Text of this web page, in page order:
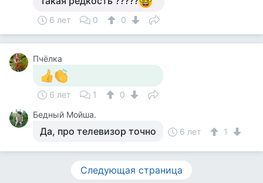
6 лет 0 0
Пчёлка
6 лет 1
0
Бедный Мойша.
Да, про телевизор точно 6 лет 1
Следующая страница